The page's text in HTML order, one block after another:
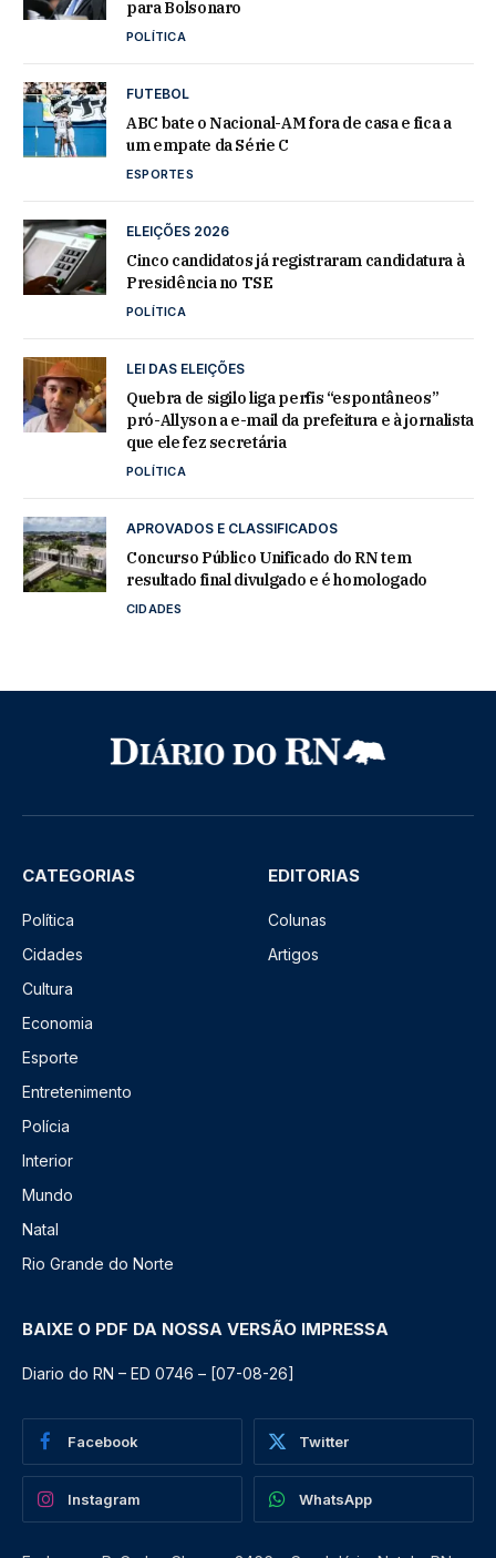
para Bolsonaro
POLÍTICA
FUTEBOL
ABC bate o Nacional-AM fora de casa e fica a
um empate da Série C
ESPORTES
ELEIÇÕES 2026
Cinco candidatos já registraram candidatura à
Presidência no TSE
POLÍTICA
LEI DAS ELEIÇÕES
Quebra de sigilo liga perfis “espontâneos”
pró-Allyson a e-mail da prefeitura e à jornalista
que ele fez secretária
POLÍTICA
APROVADOS E CLASSIFICADOS
Concurso Público Unificado do RN tem
resultado final divulgado e é homologado
CIDADES
CATEGORIAS
Política
Cidades
Cultura
Economia
Esporte
Entretenimento
Polícia
Interior
Mundo
Natal
Rio Grande do Norte
EDITORIAS
Colunas
Artigos
BAIXE O PDF DA NOSSA VERSÃO IMPRESSA
Diario do RN – ED 0746 – [07-08-26]
Facebook Twitter
Instagram WhatsApp